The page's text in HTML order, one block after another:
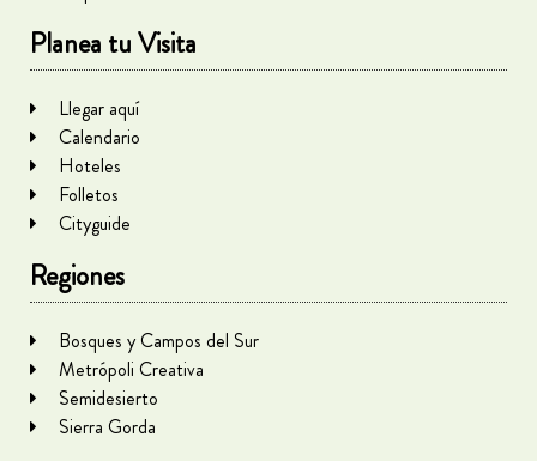
Planea tu Visita
Llegar aquí
Calendario
Hoteles
Folletos
Cityguide
Regiones
Bosques y Campos del Sur
Metrópoli Creativa
Semidesierto
Sierra Gorda